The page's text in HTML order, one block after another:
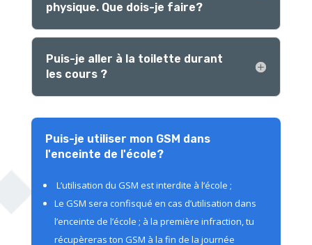
physique. Que dois-je faire?
Puis-je aller à la toilette durant
les cours ?
Puis-je utiliser mon GSM dans
l'enceinte de l'école?
L’utilisation du GSM est interdite à l’école ;
Le GSM sera confisqué en cas d’utilisation dans
l’enceinte de l’école ; à la première infraction, tu
récupèreras ton GSM à la fin de la journée